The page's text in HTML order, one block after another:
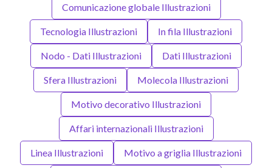
Comunicazione globale Illustrazioni
Tecnologia Illustrazioni In fila Illustrazioni
Nodo - Dati Illustrazioni Dati Illustrazioni
Sfera Illustrazioni Molecola Illustrazioni
Motivo decorativo Illustrazioni
Affari internazionali Illustrazioni
Linea Illustrazioni Motivo a griglia Illustrazioni